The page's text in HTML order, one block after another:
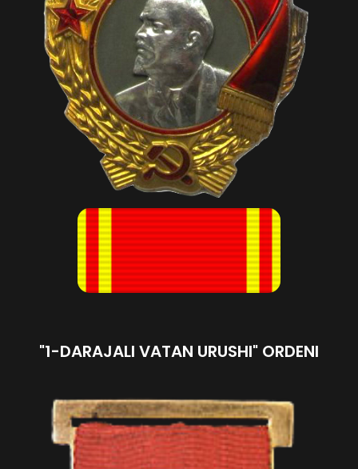
"1-DARAJALI VATAN URUSHI" ORDENI